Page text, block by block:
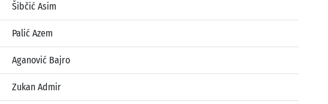
Šibčić Asim
Palić Azem
Aganović Bajro
Zukan Admir